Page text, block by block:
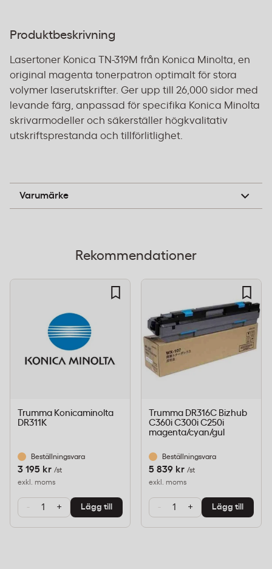
Produktbeskrivning
Lasertoner Konica TN-319M från Konica Minolta, en
original magenta tonerpatron optimalt för stora
volymer laserutskrifter. Ger upp till 26,000 sidor med
levande färg, anpassad för specifika Konica Minolta
skrivarmodeller och säkerställer högkvalitativ
utskriftsprestanda och tillförlitlighet.
Varumärke
Konica Minolta
Rekommendationer
Trumma Konicaminolta
DR311K
Beställningsvara
3 195 kr /st
exkl. moms
- + Lägg till
Trumma DR316C Bizhub
C360i C300i C250i
magenta/cyan/gul
Beställningsvara
5 839 kr /st
exkl. moms
- + Lägg till